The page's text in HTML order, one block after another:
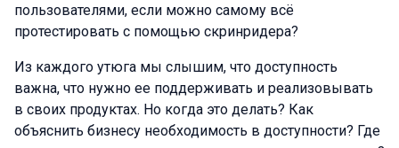
пользователями, если можно самому всё
протестировать с помощью скринридера?
Из каждого утюга мы слышим, что доступность
важна, что нужно ее поддерживать и реализовывать
в своих продуктах. Но когда это делать? Как
объяснить бизнесу необходимость в доступности? Где